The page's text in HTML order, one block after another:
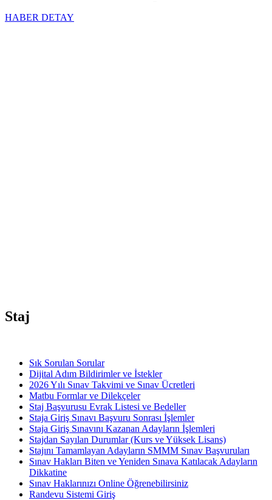
HABER DETAY
Staj
Sık Sorulan Sorular
Dijital Adım Bildirimler ve İstekler
2026 Yılı Sınav Takvimi ve Sınav Ücretleri
Matbu Formlar ve Dilekçeler
Staj Başvurusu Evrak Listesi ve Bedeller
Staja Giriş Sınavı Başvuru Sonrası İşlemler
Staja Giriş Sınavını Kazanan Adayların İşlemleri
Stajdan Sayılan Durumlar (Kurs ve Yüksek Lisans)
Stajını Tamamlayan Adayların SMMM Sınav Başvuruları
Sınav Hakları Biten ve Yeniden Sınava Katılacak Adayların
Dikkatine
Sınav Haklarınızı Online Öğrenebilirsiniz
Randevu Sistemi Giriş